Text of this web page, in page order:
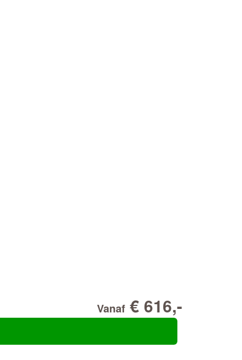
Vanaf € 616,-